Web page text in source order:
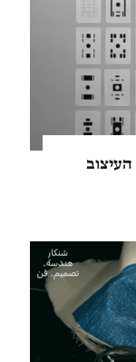
העיצוב